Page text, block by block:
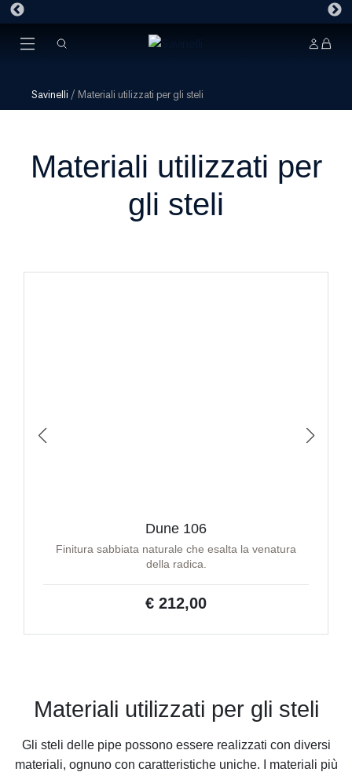
Savinelli / Materiali utilizzati per gli steli
Materiali utilizzati per
gli steli
Dune 106
Finitura sabbiata naturale che esalta la venatura
della radica.
€ 212,00
Materiali utilizzati per gli steli
Gli steli delle pipe possono essere realizzati con diversi
materiali, ognuno con caratteristiche uniche. I materiali più